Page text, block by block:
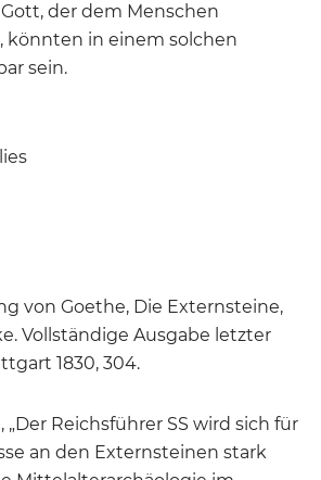
der dem Menschen
in einem solchen
sein.
von Goethe, Die Externsteine,
Vollständige Ausgabe letzter
1830, 304.
„Der Reichsführer SS wird sich für
an den Externsteinen stark